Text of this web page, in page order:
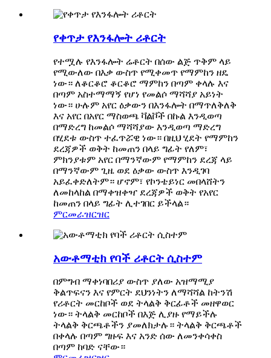
የቀጥታ የእንፋሎት ሪቶርት
የተሟሉ የእንፋሎት ሬቶርት በሰው ልጅ ጥቅም ላይ
የሚውለው በእቃ ውስጥ የሚቀመጥ የማምከን ዘዴ
ነው። ለቆርቆሮ ቆርቆሮ ማምከን በጣም ቀላሉ እና
በጣም አስተማማኝ የሆነ የመልሶ ማሻሻያ አይነት
ነው። ሁሉም አየር ዕቃውን በእንፋሎት በማጥለቅለቅ
እና አየር በአየር ማስወጫ ቫልቮች በኩል እንዲወጣ
በማድረግ ከመልሶ ማሻሻያው እንዲወጣ ማድረግ
በሂደቱ ውስጥ ተፈጥሯዊ ነው። በዚህ ሂደት የማምከን
ደረጃዎች ወቅት ከመጠን በላይ ግፊት የለም፣
ምክንያቱም አየር በማንኛውም የማምከን ደረጃ ላይ
በማንኛውም ጊዜ ወደ ዕቃው ውስጥ እንዲገባ
አይፈቀድለትም። ሆኖም፣ የኮንቴይነር መበላሸትን
ለመከላከል በማቀዝቀዣ ደረጃዎች ወቅት የአየር
ከመጠን በላይ ግፊት ሊተገበር ይችላል።
ምርመራዝርዝር
አውቶማቲክ የባች ሪቶርት ሲስተም
በምግብ ማቀነባበሪያ ውስጥ ያለው አዝማሚያ
ቅልጥፍናን እና የምርት ደህንነትን ለማሻሻል ከትንሽ
የሪቶርት መርከቦች ወደ ትላልቅ ቅርፊቶች መዘዋወር
ነው። ትላልቅ መርከቦች በእጅ ሊያዙ የማይችሉ
ትላልቅ ቅርጫቶችን ያመለክታሉ። ትላልቅ ቅርጫቶች
በቀላሉ በጣም ግዙፍ እና አንድ ሰው ለመንቀሳቀስ
በጣም ከባድ ናቸው።